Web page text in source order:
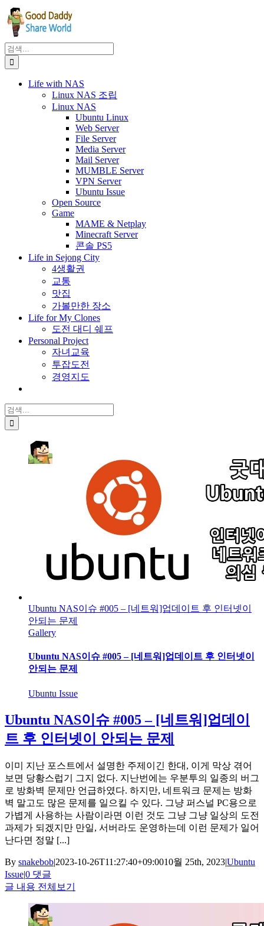
콘
텐
츠
로
건
너
Facebook
XInstagram
Pinterest
검
색:
Life with NAS
Linux NAS 조립
Linux NAS
Ubuntu Linux
Web Server
File Server
Media Server
Mail Server
MUMBLE Server
VPN Server
Ubuntu Issue
Open Source
Game
MAME & Netplay
Minecraft Server
콘솔 PS5
Life in Sejong City
4생활권
교통
맛집
가볼만한 장소
Life for My Clones
도전 대디 쉐프
Personal Project
자녀교육
투잡도전
경영지도
검
색:
Ubuntu NAS이슈 #005 – [네트워]업데이트 후 인터넷이
안되는 문제
Gallery
Ubuntu NAS이슈 #005 – [네트워]업데이트 후 인터넷이
안되는 문제
Ubuntu Issue
Ubuntu NAS이슈 #005 – [네트워]업데이
트 후 인터넷이 안되는 문제
이미 지난 포스트에서 설명한 주제이긴 한대, 이게 막상 겪어
보면 당황스럽기 그지 없다. 지난번에는 우분투의 일종의 버그
로 방화벽 문제만 언급하였다. 하지만, 네트워크 문제는 방화
벽 말고도 많은 문제를 일으킬 수 있다. 그냥 퍼스널 PC용으로
가볍게 사용하는 사람이라면 이런 것도 그냥 그냥 일상의 도전
과제가 되겠지만 만일, 서버라도 운영하는데 이런 문제가 일어
난다면 정말 [...]
By snakebob|2023-10-26T11:27:40+09:0010월 25th, 2023|Ubuntu
Issue|0 댓글
글 내용 전체보기